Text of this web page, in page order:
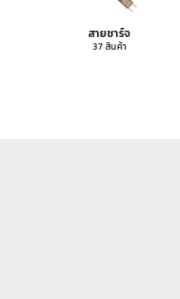
สายชาร์จ
37 สินค้า